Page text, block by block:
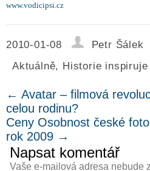
www.vodicipsi.cz
2010-01-08
Petr Šálek
Aktuálně, Historie inspiruje
← Avatar – filmová
celou rodinu?
Ceny Osobnost české
rok 2009 →
Napsat komentář
Vaše e-mailová adresa nebude